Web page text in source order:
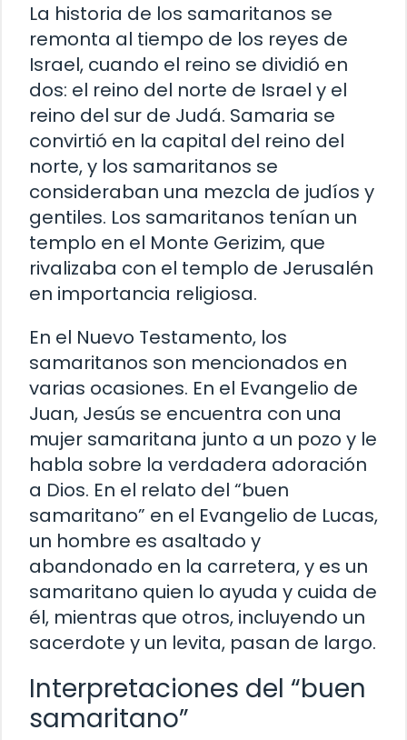
La historia de los samaritanos se
remonta al tiempo de los reyes de
Israel, cuando el reino se dividió en
dos: el reino del norte de Israel y el
reino del sur de Judá. Samaria se
convirtió en la capital del reino del
norte, y los samaritanos se
consideraban una mezcla de judíos y
gentiles. Los samaritanos tenían un
templo en el Monte Gerizim, que
rivalizaba con el templo de Jerusalén
en importancia religiosa.
En el Nuevo Testamento, los
samaritanos son mencionados en
varias ocasiones. En el Evangelio de
Juan, Jesús se encuentra con una
mujer samaritana junto a un pozo y le
habla sobre la verdadera adoración
a Dios. En el relato del “buen
samaritano” en el Evangelio de Lucas,
un hombre es asaltado y
abandonado en la carretera, y es un
samaritano quien lo ayuda y cuida de
él, mientras que otros, incluyendo un
sacerdote y un levita, pasan de largo.
Interpretaciones del “buen
samaritano”